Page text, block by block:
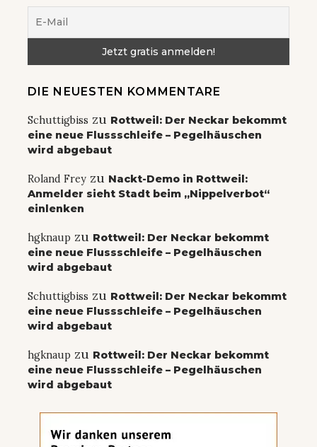
DIE NEUESTEN KOMMENTARE
Schuttigbiss zu Rottweil: Der Neckar bekommt
eine neue Flussschleife – Pegelhäuschen
wird abgebaut
Roland Frey zu Nackt-Demo in Rottweil:
Anmelder sieht Stadt beim „Nippelverbot“
einlenken
hgknaup zu Rottweil: Der Neckar bekommt
eine neue Flussschleife – Pegelhäuschen
wird abgebaut
Schuttigbiss zu Rottweil: Der Neckar bekommt
eine neue Flussschleife – Pegelhäuschen
wird abgebaut
hgknaup zu Rottweil: Der Neckar bekommt
eine neue Flussschleife – Pegelhäuschen
wird abgebaut